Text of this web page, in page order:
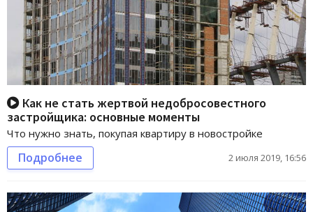
Как не стать жертвой недобросовестного
застройщика: основные моменты
Что нужно знать, покупая квартиру в новостройке
Подробнее 2 июля 2019, 16:56